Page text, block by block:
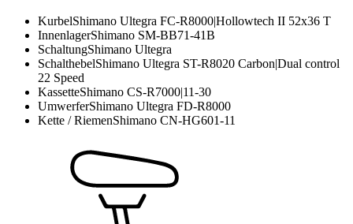
KurbelShimano Ultegra FC-R8000|Hollowtech II 52x36 T
InnenlagerShimano SM-BB71-41B
SchaltungShimano Ultegra
SchalthebelShimano Ultegra ST-R8020 Carbon|Dual control
22 Speed
KassetteShimano CS-R7000|11-30
UmwerferShimano Ultegra FD-R8000
Kette / RiemenShimano CN-HG601-11